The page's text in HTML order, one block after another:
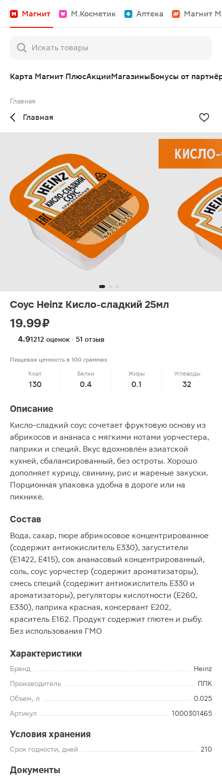
Магнит М.Косметик Аптека Магнит
Карта Магнит ПлюсАкцииМагазиныБонусы от
Главная
Главная
Соус Heinz Кисло-сладкий 25мл
19.99 ₽
4.91212 оценок · 51 отзыв
Пищевая ценность в 100 граммах
Ккал
130
Белки
0.4
Жиры
0.1
Углеводы
32
Описание
Кисло-сладкий соус сочетает фруктовую основу из
абрикосов и ананаса с мягкими нотами уорчестера,
паприки и специй. Вкус вдохновлён азиатской
кухней, сбалансированный, без остроты. Хорошо
дополняет курицу, свинину, рис и жареные закуски.
Порционная упаковка удобна в дороге или на
пикнике.
Состав
Вода, сахар, пюре абрикосовое концентрированное
(содержит антиокислитель Е330), загустители
(Е1422, Е415), сок ананасовый концентрированный,
соль, соус уорчестер (содержит ароматизаторы),
смесь специй (содержит антиокислитель Е330 и
ароматизаторы), регуляторы кислотности (Е260,
Е330), паприка красная, консервант Е202,
краситель Е162. Продукт содержит глютен и рыбу.
Без использования ГМО
Характеристики
Бренд
Heinz
Производитель
ППК
Объем, л
0.025
Артикул
1000301465
Условия хранения
Срок годности, дней 210
Документы